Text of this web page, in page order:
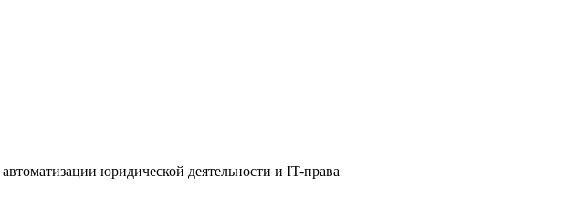
юридической деятельности и IT-права